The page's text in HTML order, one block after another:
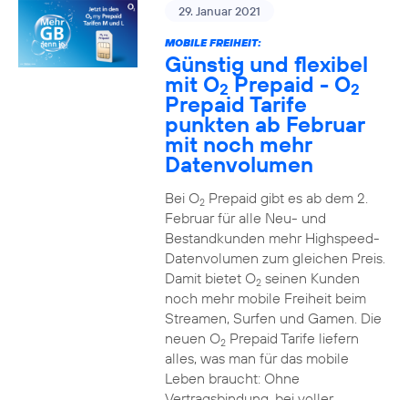
29. Januar 2021
MOBILE FREIHEIT:
Günstig und flexibel
mit O2 Prepaid - O2
Prepaid Tarife
punkten ab Februar
mit noch mehr
Datenvolumen
Bei O2Prepaid gibt es ab dem 2.
Februar für alle Neu- und
Bestandkunden mehr Highspeed-
Datenvolumen zum gleichen Preis.
Damit bietet O2seinen Kunden
noch mehr mobile Freiheit beim
Streamen, Surfen und Gamen. Die
neuen O2Prepaid Tarife liefern
alles, was man für das mobile
Leben braucht: Ohne